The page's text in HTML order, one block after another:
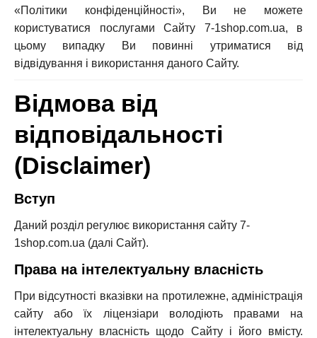
«Політики конфіденційності», Ви не можете
користуватися послугами Сайту 7-1shop.com.ua, в
цьому випадку Ви повинні утриматися від
відвідування і використання даного Сайту.
Відмова від
відповідальності
(Disclaimer)
Вступ
Даний розділ регулює використання сайту 7-
1shop.com.ua (далі Сайт).
Права на інтелектуальну власність
При відсутності вказівки на протилежне, адміністрація
сайту або їх ліцензіари володіють правами на
інтелектуальну власність щодо Сайту і його вмісту.